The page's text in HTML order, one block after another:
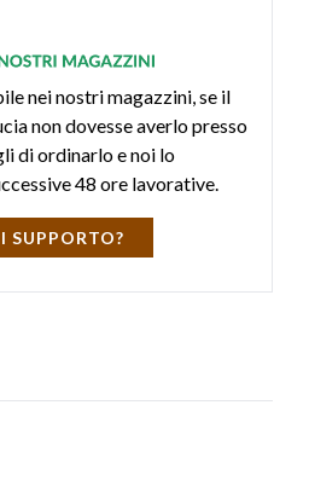
nei nostri magazzini, se il
non dovesse averlo presso
di ordinarlo e noi lo
48 ore lavorative.
SUPPORTO?